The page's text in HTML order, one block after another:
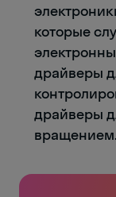
которые
драйверы
драйверы
вращением.